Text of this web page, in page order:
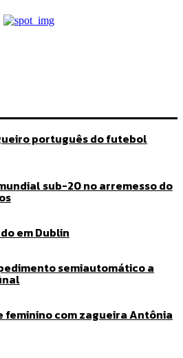
português do futebol
sub-20 no arremesso do
em Dublin
semiautomático a
com zagueira Antônia